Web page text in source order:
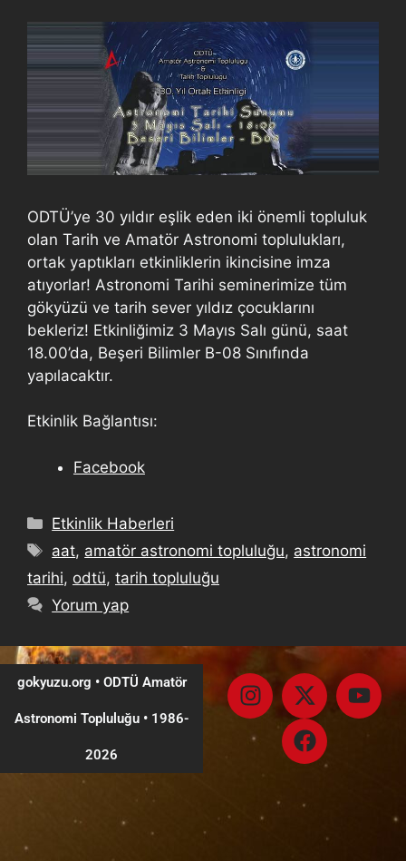
ODTÜ’ye 30 yıldır eşlik eden iki önemli topluluk
olan Tarih ve Amatör Astronomi toplulukları,
ortak yaptıkları etkinliklerin ikincisine imza
atıyorlar! Astronomi Tarihi seminerimize tüm
gökyüzü ve tarih sever yıldız çocuklarını
bekleriz! Etkinliğimiz 3 Mayıs Salı günü, saat
18.00’da, Beşeri Bilimler B-08 Sınıfında
yapılacaktır.
Etkinlik Bağlantısı:
Facebook
Etkinlik Haberleri
aat, amatör astronomi topluluğu, astronomi
tarihi, odtü, tarih topluluğu
Yorum yap
gokyuzu.org • ODTÜ Amatör
Astronomi Topluluğu •1986-
2026